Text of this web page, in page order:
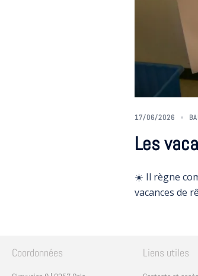
17/06/2026
Les
☀️ Il règne
vacances de
Coordonnées Liens utiles